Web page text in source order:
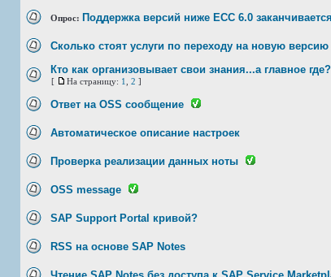
Опрос: Поддержка версий ниже ECC 6.0
Сколько стоят услуги по переходу на новую версию
Кто как организовывает свои знания...а главное где?
[ На страницу: 1 2 ]
Ответ на OSS сообщение
Автоматическое описание настроек
Проверка реализации данных ноты
OSS message
SAP Support Portal кривой?
RSS на основе SAP Notes